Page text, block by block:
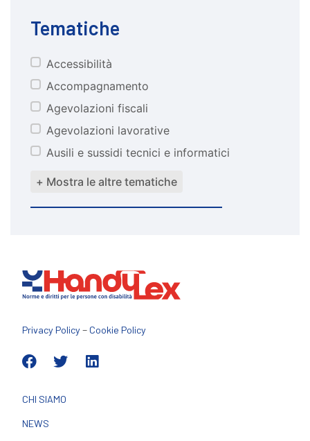
Tematiche
tematiche
Accessibilità
Accompagnamento
Agevolazioni fiscali
Agevolazioni lavorative
Ausili e sussidi tecnici e informatici
+ Mostra le altre tematiche
Privacy Policy– Cookie Policy
CHI SIAMO
NEWS